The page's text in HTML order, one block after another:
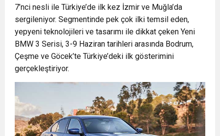
7’nci nesli ile Türkiye’de ilk kez İzmir ve Muğla’da
sergileniyor. Segmentinde pek çok ilki temsil eden,
yepyeni teknolojileri ve tasarımı ile dikkat çeken Yeni
BMW 3 Serisi, 3-9 Haziran tarihleri arasında Bodrum,
Çeşme ve Göcek’te Türkiye’deki ilk gösterimini
gerçekleştiriyor.